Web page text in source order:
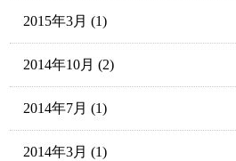
2015年3月 (1)
2014年10月 (2)
2014年7月 (1)
2014年3月 (1)